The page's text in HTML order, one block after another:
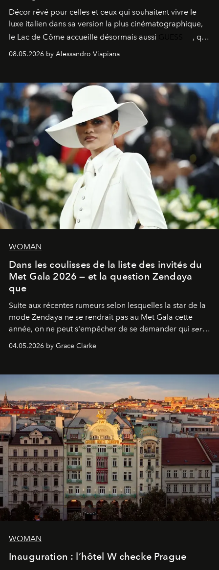
Décor rêvé pour celles et ceux qui souhaitent vivre le
luxe italien dans sa version la plus cinématographique,
le Lac de Côme accueille désormais aussi
, qui
fragrances. L’une des opérations de style les plus
08.05.2026 by Alessandro Viapiana
WOMAN
Dans les coulisses de la liste des invités du
Met Gala 2026 — et la question Zendaya
que
Suite aux récentes rumeurs selon lesquelles la star de la
mode Zendaya ne se rendrait pas au Met Gala cette
année, on ne peut s'empêcher de se demander qui sera
04.05.2026 by Grace Clarke
WOMAN
Inauguration : l’hôtel W checke Prague